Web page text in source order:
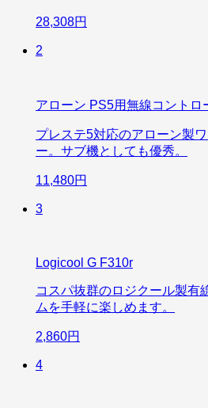
28,308円
2
アローン PS5用無線コントロ
プレステ5対応のアローン製
ー。サブ機としても優秀。
11,480円
3
Logicool G F310r
コスパ抜群のロジクール製有
ムを手軽に楽しめます。
2,860円
4